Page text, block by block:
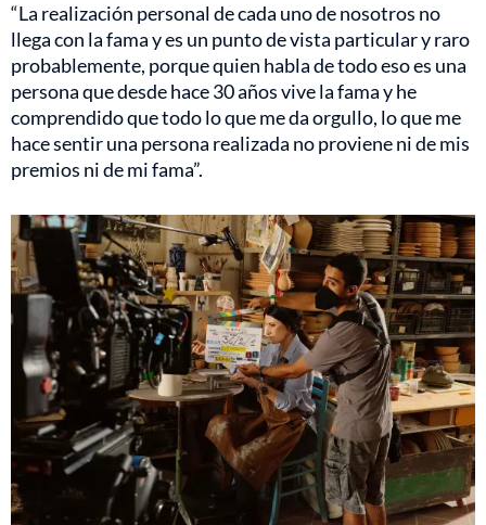
“La realización personal de cada uno de nosotros no
llega con la fama y es un punto de vista particular y raro
probablemente, porque quien habla de todo eso es una
persona que desde hace 30 años vive la fama y he
comprendido que todo lo que me da orgullo, lo que me
hace sentir una persona realizada no proviene ni de mis
premios ni de mi fama”.